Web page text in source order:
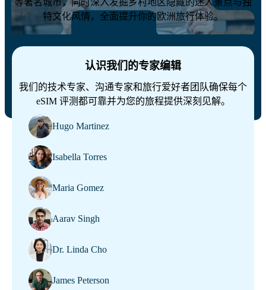
等著名城市，同时深入发掘乡村地区隐藏的迷人景点与独
特文化风情，全面提升你的欧洲旅行体验。
认识我们的专家编辑
我们的技术专家、沟通专家和旅行爱好者团队确保每个
eSIM 评测都可靠并为您的旅程提供深刻见解。
Hugo Martinez
Isabella Torres
Maria Gomez
Aarav Singh
Dr. Linda Cho
James Peterson